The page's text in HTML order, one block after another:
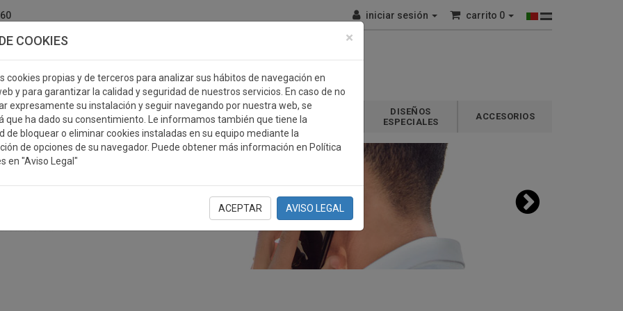
×
COOKIES
cookies propias y de terceros para analizar sus hábitos de navegación en
y para garantizar la calidad y seguridad de nuestros servicios. En caso de no
expresamente su instalación y seguir navegando por nuestra web, se
que ha dado su consentimiento. Le informamos también que tiene la
de bloquear o eliminar cookies instaladas en su equipo mediante la
de opciones de su navegador. Puede obtener más información en Política
en "Aviso Legal"
ACEPTAR AVISO LEGAL
iniciar sesión carrito 0
MEDALLAS PLACAS REGALOS
DISEÑOS
ESPECIALES
ACCESORIOS